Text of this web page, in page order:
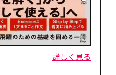
詳しく見る